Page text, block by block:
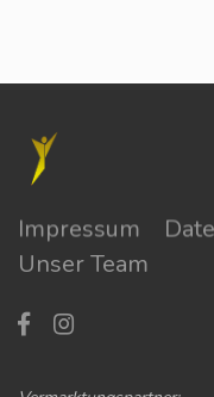
Impressum
Unser Team